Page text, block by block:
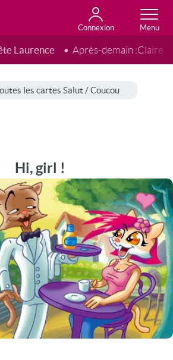
Connexion
Laurence Après-demain :Claire
les cartes Salut / Coucou
Hi, girl !